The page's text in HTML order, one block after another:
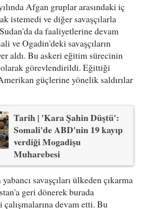
Afgan gruplar arasındaki iç
istemedi ve diğer savaşçılarla
da faaliyetlerine devam
ve Ogadin'deki savaşçıların
aldı. Bu askeri eğitim sürecinin
görevlendirildi. Eğittiği
güçlerine yönelik saldırılar
Tarih | 'Kara Şahin Düştü':
Somali'de ABD'nin 19 kayıp
verdiği Mogadişu
Muharebesi
savaşçıları ülkeden çıkarma
geri dönerek burada
çalışmalarına devam etti. Bu